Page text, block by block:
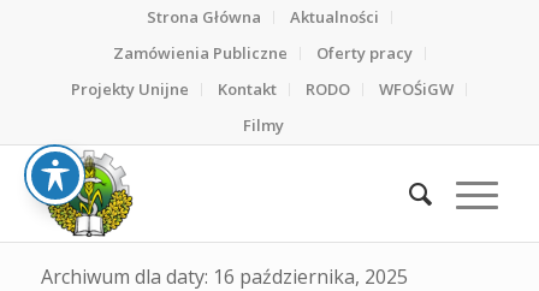
Strona Główna
Aktualności
Zamówienia Publiczne
Oferty pracy
Projekty Unijne
Kontakt RODO
WFOŚiGW
Filmy
Archiwum dla daty: 16 października, 2025